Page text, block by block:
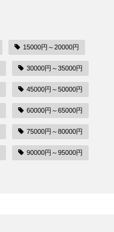
15000円～20000円
30000円～35000円
45000円～50000円
60000円～65000円
75000円～80000円
90000円～95000円